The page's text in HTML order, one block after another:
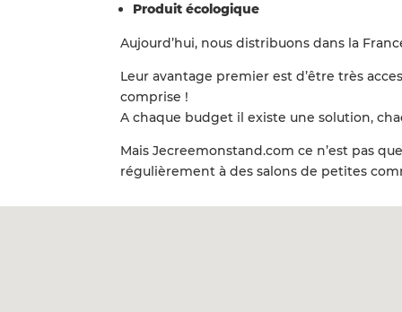
Produit écologique
Aujourd’hui, nous distribuons dans la
Leur avantage premier est d’être très
comprise !
A chaque budget il existe une solution,
Mais Jecreemonstand.com ce n’est pas
régulièrement à des salons de petites